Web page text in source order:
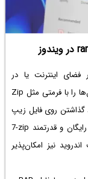
اینترنت یا در
پیام‌رسان‌ها به اشتراک گذاشته می‌شود، می‌توانید فایل‌ها را با فرمتی مثل Zip
گذاشتن روی فایل زیپ
و قدرتمند 7-zip
نیز امکان‌پذیر